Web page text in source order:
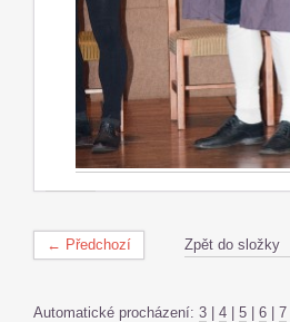
← Předchozí Zpět do složky
Automatické procházení: 3 | 4 | 5 | 6 | 7